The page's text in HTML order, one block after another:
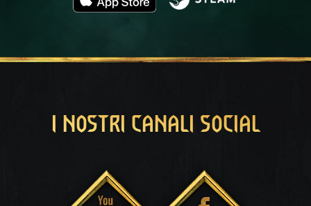
I NOSTRI CANALI SOCIAL